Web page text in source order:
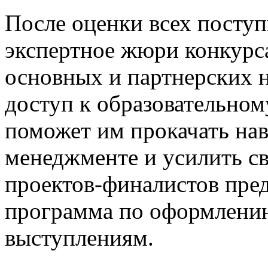
После оценки всех
экспертное жюри
основных и
доступ к
поможет им прокачать
менеджменте и усилить
проектов-финалистов
программа по
выступлениям.